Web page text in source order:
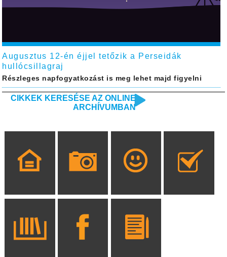
Augusztus 12-én éjjel tetőzik a Perseidák
hullócsillagraj
Részleges napfogyatkozást is meg lehet majd figyelni
CIKKEK KERESÉSE AZ ONLINE
ARCHÍVUMBAN